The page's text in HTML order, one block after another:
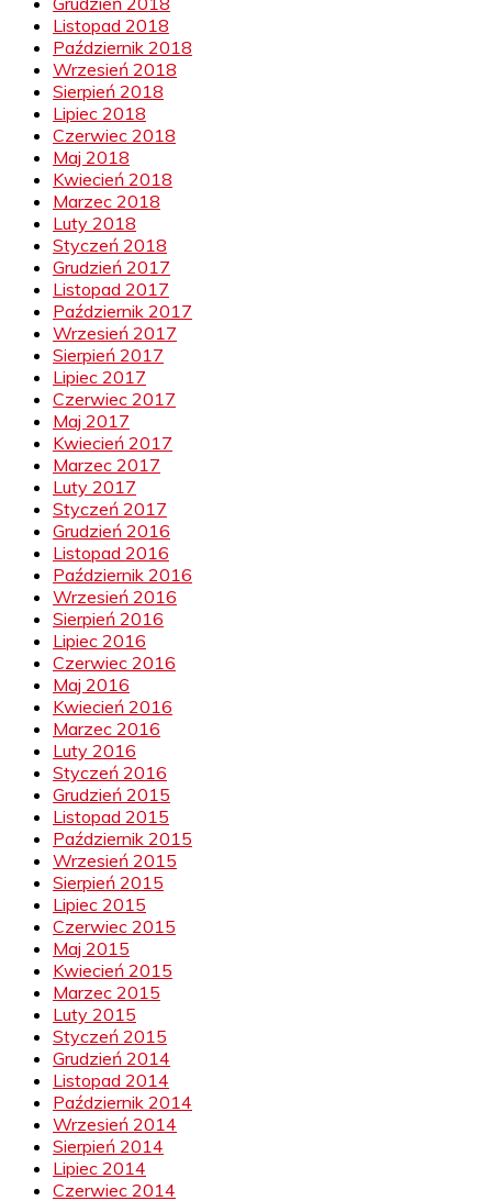
Listopad 2018
Październik 2018
Wrzesień 2018
Sierpień 2018
Lipiec 2018
Czerwiec 2018
Maj 2018
Kwiecień 2018
Marzec 2018
Luty 2018
Styczeń 2018
Grudzień 2017
Listopad 2017
Październik 2017
Wrzesień 2017
Sierpień 2017
Lipiec 2017
Czerwiec 2017
Maj 2017
Kwiecień 2017
Marzec 2017
Luty 2017
Styczeń 2017
Grudzień 2016
Listopad 2016
Październik 2016
Wrzesień 2016
Sierpień 2016
Lipiec 2016
Czerwiec 2016
Maj 2016
Kwiecień 2016
Marzec 2016
Luty 2016
Styczeń 2016
Grudzień 2015
Listopad 2015
Październik 2015
Wrzesień 2015
Sierpień 2015
Lipiec 2015
Czerwiec 2015
Maj 2015
Kwiecień 2015
Marzec 2015
Luty 2015
Styczeń 2015
Grudzień 2014
Listopad 2014
Październik 2014
Wrzesień 2014
Sierpień 2014
Lipiec 2014
Czerwiec 2014